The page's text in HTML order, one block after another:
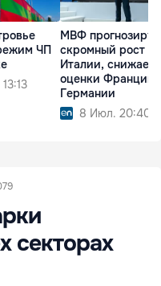
ЧП
МВФ
скромный рост
Италии, снижает
оценки Франции
Германии
8 Июл. 20:40
секторах